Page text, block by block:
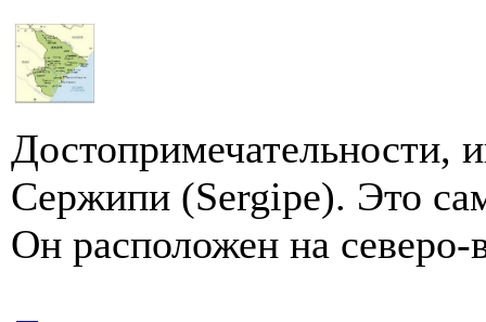
Достопримечательности,
Сержипи (Sergipe). Это
Он расположен на